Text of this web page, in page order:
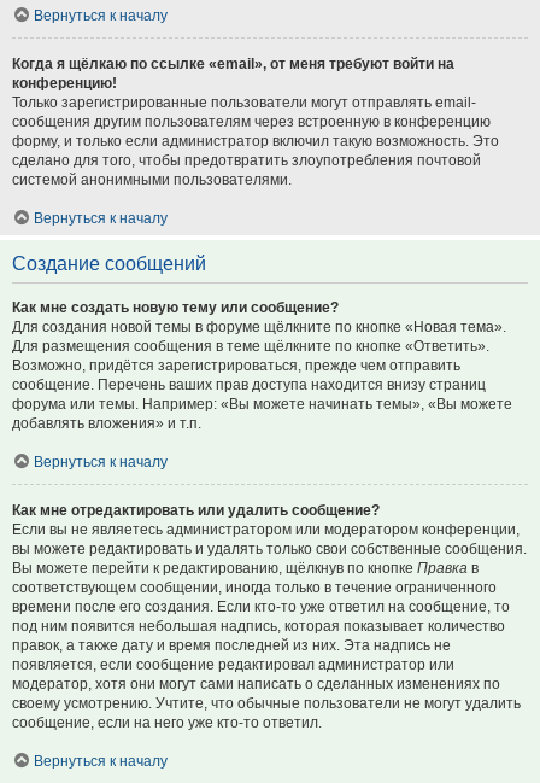
Вернуться к началу
Когда я щёлкаю по ссылке «email», от меня требуют войти на
конференцию!
Только зарегистрированные пользователи могут отправлять email-
сообщения другим пользователям через встроенную в конференцию
форму, и только если администратор включил такую возможность. Это
сделано для того, чтобы предотвратить злоупотребления почтовой
системой анонимными пользователями.
Вернуться к началу
Создание сообщений
Как мне создать новую тему или сообщение?
Для создания новой темы в форуме щёлкните по кнопке «Новая тема».
Для размещения сообщения в теме щёлкните по кнопке «Ответить».
Возможно, придётся зарегистрироваться, прежде чем отправить
сообщение. Перечень ваших прав доступа находится внизу страниц
форума или темы. Например: «Вы можете начинать темы», «Вы можете
добавлять вложения» и т.п.
Вернуться к началу
Как мне отредактировать или удалить сообщение?
Если вы не являетесь администратором или модератором конференции,
вы можете редактировать и удалять только свои собственные сообщения.
Вы можете перейти к редактированию, щёлкнув по кнопке Правка в
соответствующем сообщении, иногда только в течение ограниченного
времени после его создания. Если кто-то уже ответил на сообщение, то
под ним появится небольшая надпись, которая показывает количество
правок, а также дату и время последней из них. Эта надпись не
появляется, если сообщение редактировал администратор или
модератор, хотя они могут сами написать о сделанных изменениях по
своему усмотрению. Учтите, что обычные пользователи не могут удалить
сообщение, если на него уже кто-то ответил.
Вернуться к началу